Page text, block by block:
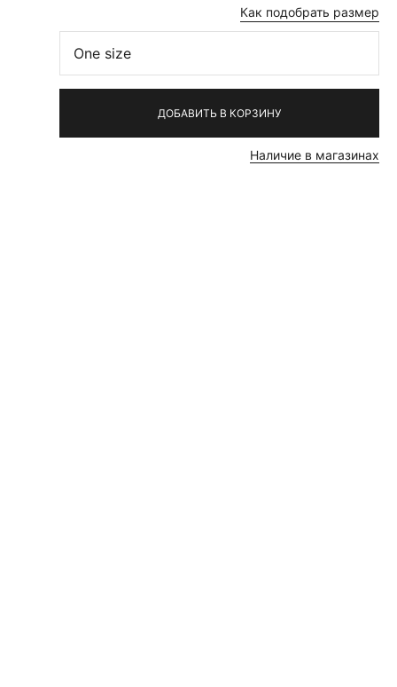
Как подобрать размер
One size
ДОБАВИТЬ В КОРЗИНУ
Наличие в магазинах